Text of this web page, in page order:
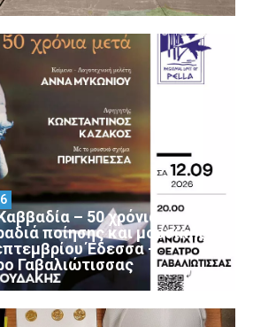
– 50 χρόνια
ποίησης και μουσικής
Έδεσσα –
Γαβαλιώτισσας